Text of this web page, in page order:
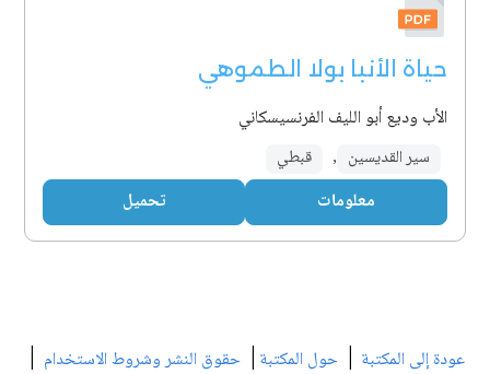
حياة الأنبا بولا الطموهي
الأب وديع أبو الليف الفرنسيسكاني
سير القديسين , قبطي
معلومات تحميل
عودة إلى المكتبة | حول المكتبة | حقوق النشر وشروط الاستخدام |